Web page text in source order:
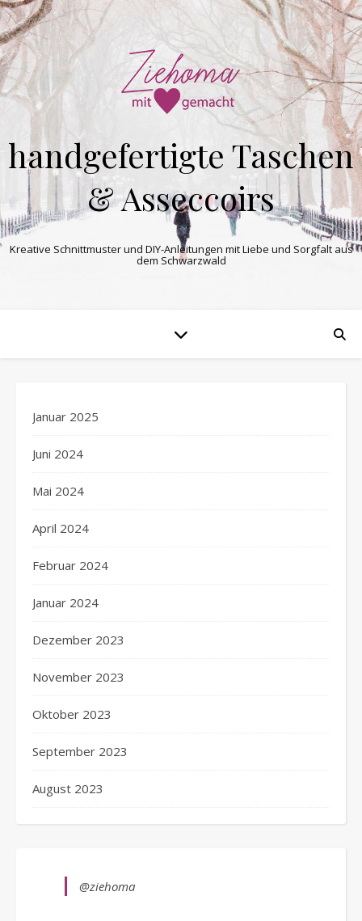
handgefertigte Taschen
& Asseccoirs
Kreative Schnittmuster und DIY-Anleitungen mit Liebe und Sorgfalt aus
dem Schwarzwald
Januar 2025
Juni 2024
Mai 2024
April 2024
Februar 2024
Januar 2024
Dezember 2023
November 2023
Oktober 2023
September 2023
August 2023
@ziehoma